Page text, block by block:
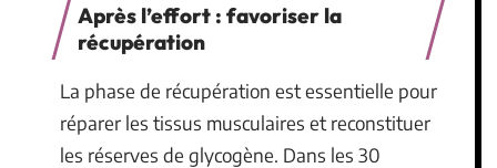
Après l’effort : favoriser la
récupération
La phase de récupération est essentielle pour
réparer les tissus musculaires et reconstituer
les réserves de glycogène. Dans les 30